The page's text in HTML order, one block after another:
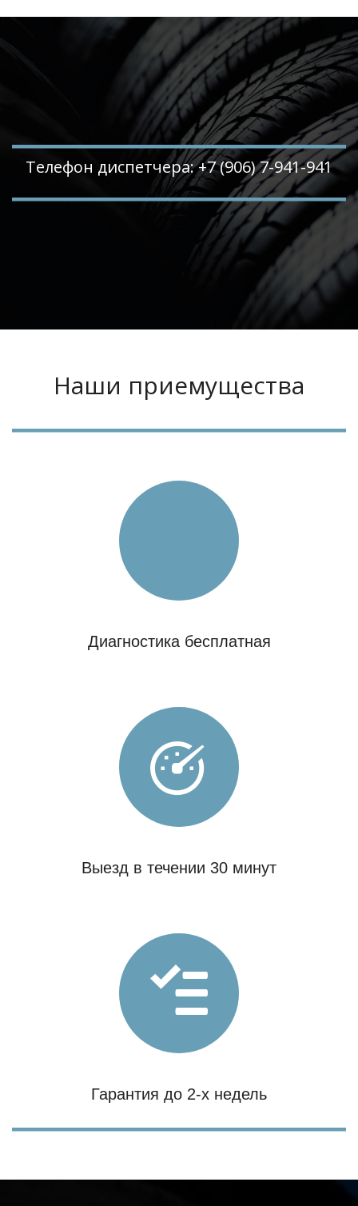
Телефон диспетчера: +7 (906) 7-941-941
Наши приемущества
Диагностика бесплатная
Выезд в течении 30 минут
Гарантия до 2-х недель